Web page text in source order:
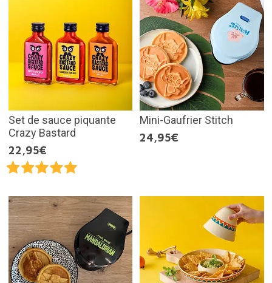
Set de sauce piquante
Crazy Bastard
22,95€
Mini-Gaufrier Stitch
24,95€